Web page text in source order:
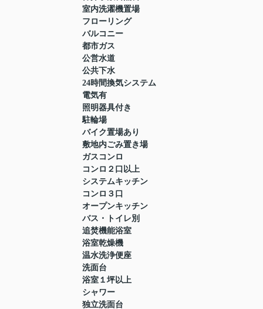
室内洗濯機置場
フローリング
バルコニー
都市ガス
公営水道
公共下水
24時間換気システム
電気有
照明器具付き
駐輪場
バイク置場あり
敷地内ごみ置き場
ガスコンロ
コンロ２口以上
システムキッチン
コンロ３口
オープンキッチン
バス・トイレ別
追焚機能浴室
浴室乾燥機
温水洗浄便座
洗面台
浴室１坪以上
シャワー
独立洗面台